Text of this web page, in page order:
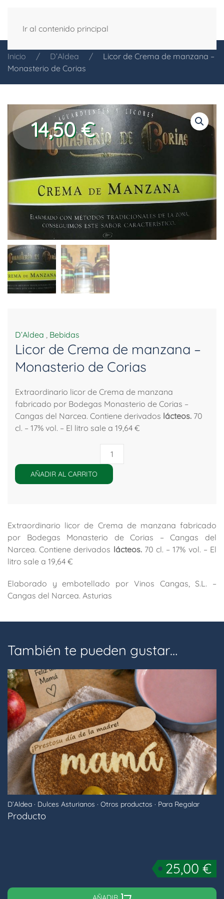
Ir al contenido principal
Inicio D’Aldea
Licor de Crema de manzana –
Monasterio de Corias
14,50€
D’Aldea , Bebidas
Licor de Crema de manzana –
Monasterio de Corias
Extraordinario licor de Crema de manzana
fabricado por Bodegas Monasterio de Corias –
Cangas del Narcea. Contiene derivados lácteos. 70
cl. – 17% vol. – El litro sale a 19,64 €
Licor
de
de
Monasterio
de
Corias
AÑADIR AL CARRITO
Extraordinario licor de Crema de manzana fabricado
por Bodegas Monasterio de Corias – Cangas del
Narcea. Contiene derivados lácteos. 70 cl. – 17% vol. – El
litro sale a 19,64 €
Elaborado y embotellado por Vinos Cangas, S.L. –
Cangas del Narcea. Asturias
También te pueden gustar…
D’Aldea · Dulces Asturianos · Otros productos · Para Regalar
Producto
25,00 €